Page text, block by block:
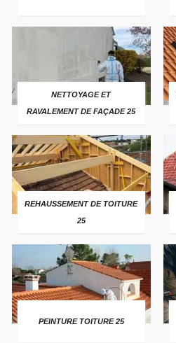
NETTOYAGE ET
RAVALEMENT DE FAÇADE 25
REHAUSSEMENT DE TOITURE
25
PEINTURE TOITURE 25